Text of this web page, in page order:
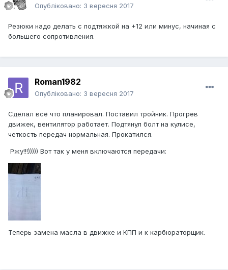
Опубліковано: 3 вересня 2017
Резюки надо делать с подтяжкой на +12 или минус, начиная с
большего сопротивления.
Roman1982
Опубліковано: 3 вересня 2017
Сделал всё что планировал. Поставил тройник. Прогрев
движек, вентилятор работает. Подтянул болт на кулисе,
четкость передач нормальная. Прокатился.
Ржу!!!))))) Вот так у меня включаются передачи:
Теперь замена масла в движке и КПП и к карбюраторщик.